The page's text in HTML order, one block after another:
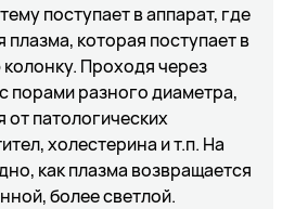
поступает в аппарат, где
плазма, которая поступает в
Проходя через
порами разного диаметра,
от патологических
холестерина и т.п. На
как плазма возвращается
более светлой.